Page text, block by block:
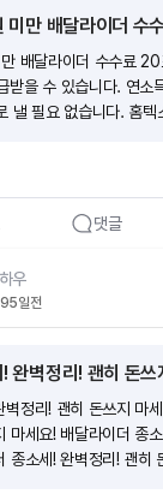
배달라이더 수수료 20
받을 수 있습니다. 연
낼 필요 없습니다. 홈텍
1분이면 환급받을 수
다.
댓글
우
95일전
완벽정리! 괜히 돈쓰
벽정리! 괜히 돈쓰지 마
마세요! 배달라이더 종
종소세! 완벽정리! 괜히